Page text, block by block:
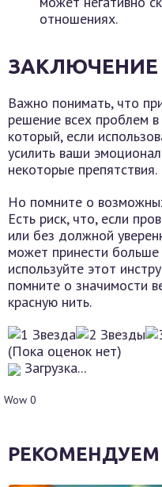
отношениях.
ЗАКЛЮЧЕНИЕ
Важно понимать, что
решение всех проблем
который, если
усилить ваши
некоторые препятствия.
Но помните о
Есть риск, что, если
или без должной
может принести больше
используйте этот
помните о значимости
красную нить.
(Пока оценок нет)
Загрузка...
Wow 0
РЕКОМЕНДУЕМ